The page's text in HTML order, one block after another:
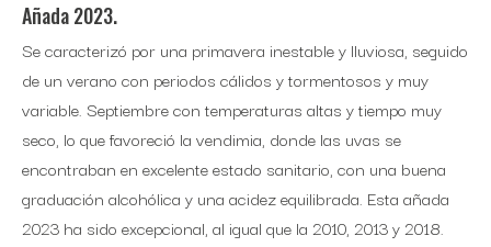
Añada 2023.
Se caracterizó por una primavera inestable y lluviosa, seguido
de un verano con periodos cálidos y tormentosos y muy
variable. Septiembre con temperaturas altas y tiempo muy
seco, lo que favoreció la vendimia, donde las uvas se
encontraban en excelente estado sanitario, con una buena
graduación alcohólica y una acidez equilibrada. Esta añada
2023 ha sido excepcional, al igual que la 2010, 2013 y 2018.